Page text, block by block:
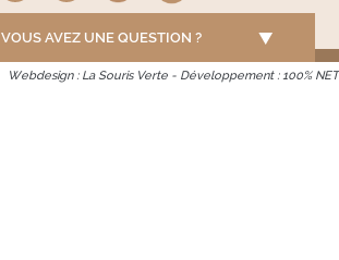
VOUS AVEZ UNE QUESTION ?
Webdesign : La Souris Verte - Développement : 100% NET